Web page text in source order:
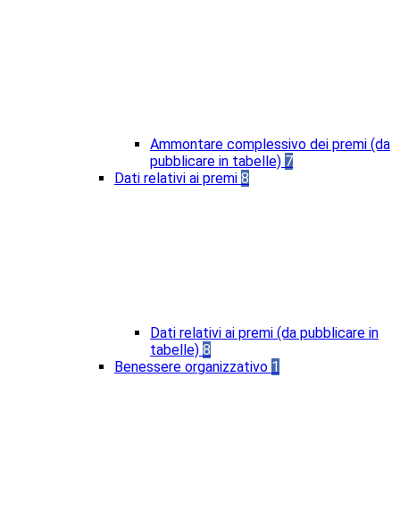
Ammontare complessivo dei premi (da
pubblicare in tabelle) 7
Dati relativi ai premi 8
Dati relativi ai premi (da pubblicare in
tabelle) 8
Benessere organizzativo 1